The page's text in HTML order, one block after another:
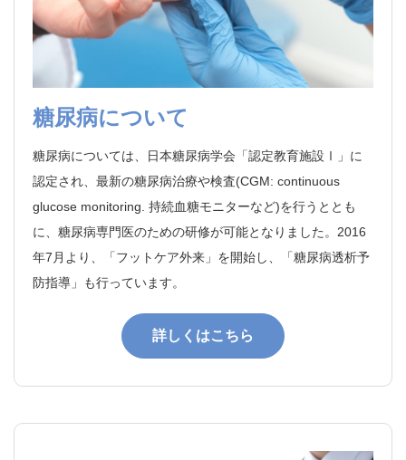
糖尿病について
糖尿病については、日本糖尿病学会「認定教育施設Ⅰ」に
認定され、最新の糖尿病治療や検査(CGM: continuous
glucose monitoring. 持続血糖モニターなど)を行うととも
に、糖尿病専門医のための研修が可能となりました。2016
年7月より、「フットケア外来」を開始し、「糖尿病透析予
防指導」も行っています。
詳しくはこちら